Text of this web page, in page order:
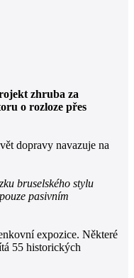
zhruba za
o rozloze přes
dopravy navazuje na
bruselského stylu
pasivním
expozice. Některé
55 historických